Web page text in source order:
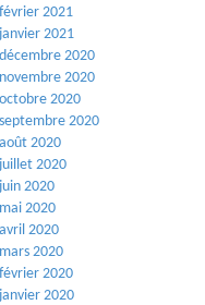
février 2021
janvier 2021
décembre 2020
novembre 2020
octobre 2020
septembre 2020
août 2020
juillet 2020
juin 2020
mai 2020
avril 2020
mars 2020
février 2020
janvier 2020